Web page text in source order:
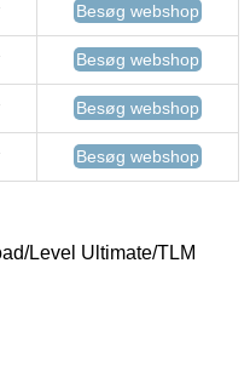
Besøg webshop
Besøg webshop
Besøg webshop
Besøg webshop
Level Ultimate/TLM